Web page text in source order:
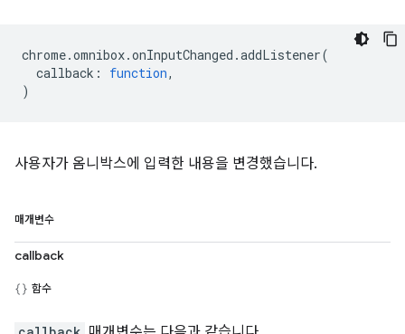
chrome.omnibox.onInputChanged .addListener(
callback : function,
)
사용자가 옴니박스에 입력한 내용을 변경했습니다.
매개변수
callback
함수